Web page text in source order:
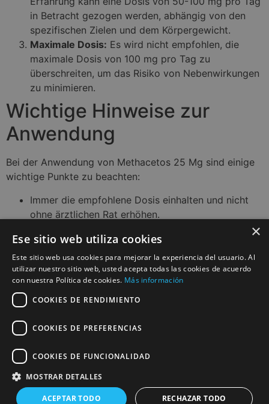
in Betracht gezogen werden, abhängig von den
spezifischen Zielen und dem Körpergewicht.
Maximale Dosis: Es wird nicht empfohlen, die
maximale Dosis von 100 mg pro Tag zu
überschreiten, um das Risiko von Nebenwirkungen
zu minimieren.
Wichtige Hinweise zur
Anwendung
Bei der Anwendung von Methacetos 25 Mg sind einige
wichtige Punkte zu beachten:
Immer die empfohlene Dosis einhalten und nicht
ohne ärztlichen Rat erhöhen.
Es kann hilfreich sein, die Dosis gleichmäßig über
den Tag zu verteilen, um eine konstante Wirkung
zu erzielen.
Achten Sie auf mögliche Nebenwirkungen und
konsultieren Sie einen Arzt, wenn Sie
ungewöhnliche Symptome feststellen.
erheblich zur Optimierung Ihrer sportlichen Leistung
Einnahme und Dosierung kann entscheidend für den
Erfolg sein.
×
Ese sitio web utiliza cookies
Este sitio web usa cookies para mejorar la experiencia del usuario. Al
utilizar nuestro sitio web, usted acepta todas las cookies de acuerdo
con nuestra Política de cookies. Más información
COOKIES DE RENDIMIENTO
COOKIES DE PREFERENCIAS
COOKIES DE FUNCIONALIDAD
MOSTRAR DETALLES
ACEPTAR TODO RECHAZAR TODO